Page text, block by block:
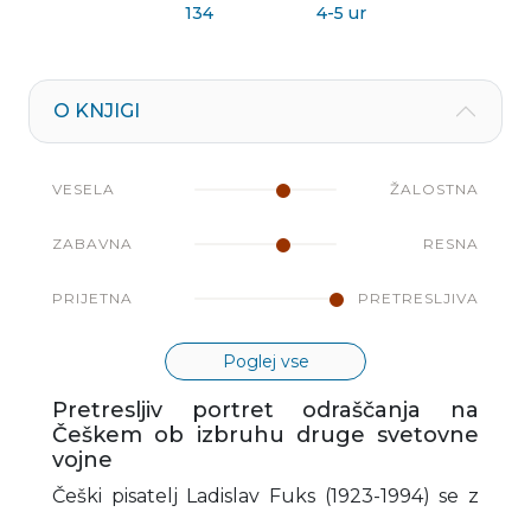
134
4-5 ur
O KNJIGI
VESELA ŽALOSTNA
ZABAVNA RESNA
PRIJETNA PRETRESLJIVA
Poglej vse
Pretresljiv portret odraščanja na
Češkem ob izbruhu druge svetovne
vojne
Češki pisatelj Ladislav Fuks (1923-1994) se z